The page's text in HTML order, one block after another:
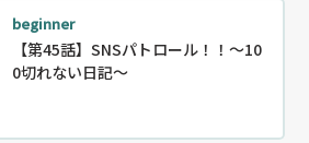
beginner
【第45話】SNSパトロール！！〜10
0切れない日記～